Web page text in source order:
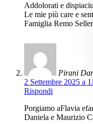
Addolorati e
Le mie più care e
Famiglia Remo
Pirani
2 Settembre 2025 a
Rispondi
Porgiamo aFlavia
Daniela e Maurizio